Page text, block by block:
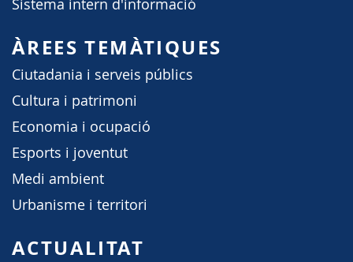
Sistema intern d'informació
ÀREES TEMÀTIQUES
Ciutadania i serveis públics
Cultura i patrimoni
Economia i ocupació
Esports i joventut
Medi ambient
Urbanisme i territori
ACTUALITAT